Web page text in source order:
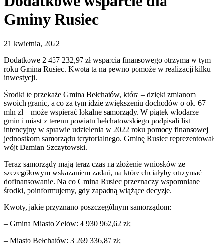
Gminy Rusiec
21 kwietnia, 2022
Dodatkowe 2 437 232,97 zł wsparcia finansowego otrzyma w tym
roku Gmina Rusiec. Kwota ta na pewno pomoże w realizacji kilku
inwestycji.
Środki te przekaże Gmina Bełchatów, która – dzięki zmianom
swoich granic, a co za tym idzie zwiększeniu dochodów o ok. 67
mln zł – może wspierać lokalne samorządy. W piątek włodarze
gmin i miast z terenu powiatu bełchatowskiego podpisali list
intencyjny w sprawie udzielenia w 2022 roku pomocy finansowej
jednostkom samorządu terytorialnego. Gminę Rusiec reprezentował
wójt Damian Szczytowski.
Teraz samorządy mają teraz czas na złożenie wniosków ze
szczegółowym wskazaniem zadań, na które chciałyby otrzymać
dofinansowanie. Na co Gmina Rusiec przeznaczy wspomniane
środki, poinformujemy, gdy zapadną wiążące decyzje.
Kwoty, jakie przyznano poszczególnym samorządom:
– Gmina Miasto Zelów: 4 930 962,62 zł;
– Miasto Bełchatów: 3 269 336,87 zł;